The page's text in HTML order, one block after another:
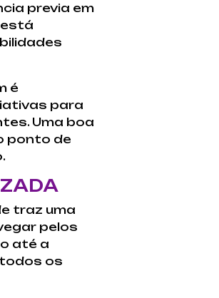
previa em
está
é
para
Uma boa
ponto de
traz uma
pelos
até a
os